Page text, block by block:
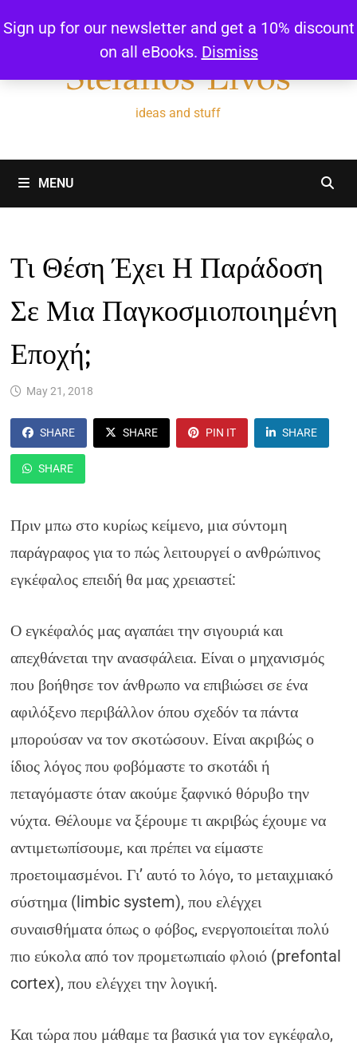
Sign up for our newsletter and get a 10% discount
on all eBooks. Dismiss
to
Stefanos Livos
ideas and stuff
MENU
Τι Θέση Έχει Η Παράδοση
Σε Μια Παγκοσμιοποιημένη
Εποχή;
May 21, 2018
SHARE SHARE PIN IT SHARE
SHARE
Πριν μπω στο κυρίως κείμενο, μια σύντομη
παράγραφος για το πώς λειτουργεί ο ανθρώπινος
εγκέφαλος επειδή θα μας χρειαστεί:
Ο εγκέφαλός μας αγαπάει την σιγουριά και
απεχθάνεται την ανασφάλεια. Είναι ο μηχανισμός
που βοήθησε τον άνθρωπο να επιβιώσει σε ένα
αφιλόξενο περιβάλλον όπου σχεδόν τα πάντα
μπορούσαν να τον σκοτώσουν. Είναι ακριβώς ο
ίδιος λόγος που φοβόμαστε το σκοτάδι ή
πεταγόμαστε όταν ακούμε ξαφνικό θόρυβο την
νύχτα. Θέλουμε να ξέρουμε τι ακριβώς έχουμε να
αντιμετωπίσουμε, και πρέπει να είμαστε
προετοιμασμένοι. Γι’ αυτό το λόγο, το μεταιχμιακό
σύστημα (limbic system), που ελέγχει
συναισθήματα όπως ο φόβος, ενεργοποιείται πολύ
πιο εύκολα από τον προμετωπιαίο φλοιό (prefontal
cortex), που ελέγχει την λογική.
Και τώρα που μάθαμε τα βασικά για τον εγκέφαλο,